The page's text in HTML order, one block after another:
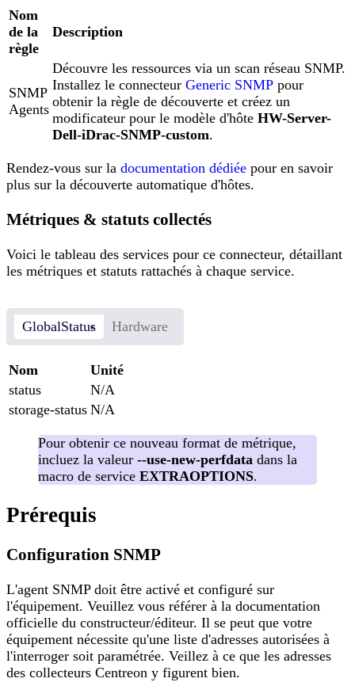
Nom
de la
règle
Description
SNMP
Agents
Découvre les ressources via un scan réseau SNMP.
Installez le connecteur Generic SNMP pour
obtenir la règle de découverte et créez un
modificateur pour le modèle d'hôte HW-Server-
Dell-iDrac-SNMP-custom.
Rendez-vous sur la documentation dédiée pour en savoir
plus sur la découverte automatique d'hôtes.
Métriques & statuts collectés
Voici le tableau des services pour ce connecteur, détaillant
les métriques et statuts rattachés à chaque service.
GlobalStatus Hardware
Nom
Unité
status
N/A
storage-status N/A
Pour obtenir ce nouveau format de métrique,
incluez la valeur --use-new-perfdata dans la
macro de service EXTRAOPTIONS.
Prérequis
Configuration SNMP
L'agent SNMP doit être activé et configuré sur
l'équipement. Veuillez vous référer à la documentation
officielle du constructeur/éditeur. Il se peut que votre
équipement nécessite qu'une liste d'adresses autorisées à
l'interroger soit paramétrée. Veillez à ce que les adresses
des collecteurs Centreon y figurent bien.